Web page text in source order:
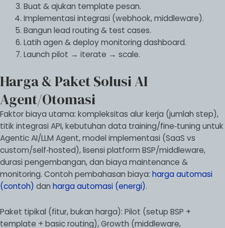
Buat & ajukan template pesan.
Implementasi integrasi (webhook, middleware).
Bangun lead routing & test cases.
Latih agen & deploy monitoring dashboard.
Launch pilot → iterate → scale.
Harga & Paket Solusi AI
Agent/Otomasi
Faktor biaya utama: kompleksitas alur kerja (jumlah step),
titik integrasi API, kebutuhan data training/fine‑tuning untuk
Agentic AI/LLM Agent, model implementasi (SaaS vs
custom/self‑hosted), lisensi platform BSP/middleware,
durasi pengembangan, dan biaya maintenance &
monitoring. Contoh pembahasan biaya: harga automasi
(contoh) dan harga automasi (energi).
Paket tipikal (fitur, bukan harga): Pilot (setup BSP +
template + basic routing), Growth (middleware,